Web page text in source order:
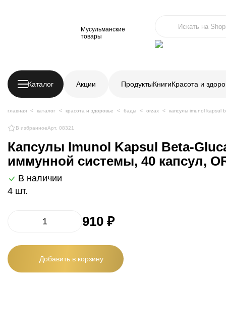
Мусульманские
товары
Каталог Акции ПродуктыКнигиКрасота и
главная каталог красота и здоровье бады orzax капсулы imunol kapsul
В избранноеАрт. 08321
Капсулы Imunol Kapsul Beta-
иммунной системы, 40 капсул,
В наличии
4 шт.
910 ₽
Добавить в корзину